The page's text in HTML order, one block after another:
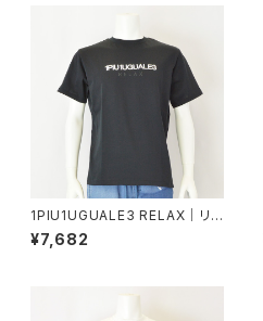
1PIU1UGUALE3 RELAX｜リバ
ースロゴ半袖Tシャツ｜ウノピゥ
ウノウグァーレトレ リラックス メ
¥7,682